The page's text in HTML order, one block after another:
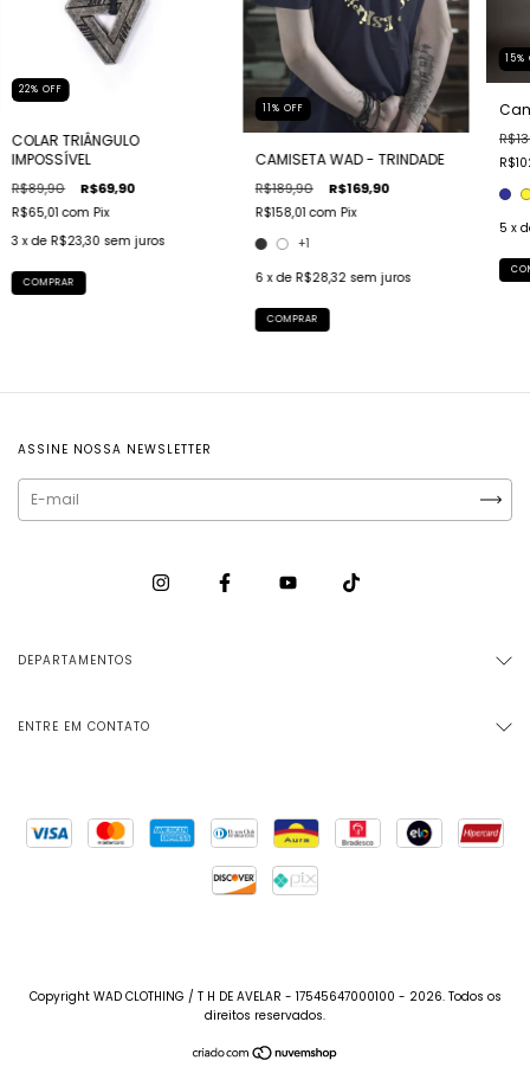
22% OFF
COLAR TRIÂNGULO
IMPOSSÍVEL
R$89,90 R$69,90
R$65,01com Pix
3 x de R$23,30 sem juros
COMPRAR
11% OFF
CAMISETA WAD - TRINDADE
R$189,90 R$169,90
R$158,01com Pix
+1
6 x de R$28,32 sem juros
COMPRAR
15%
5 x
ASSINE NOSSA NEWSLETTER
DEPARTAMENTOS
ENTRE EM CONTATO
Copyright WAD CLOTHING / T H DE AVELAR - 17545647000100 - 2026. Todos os
direitos reservados.